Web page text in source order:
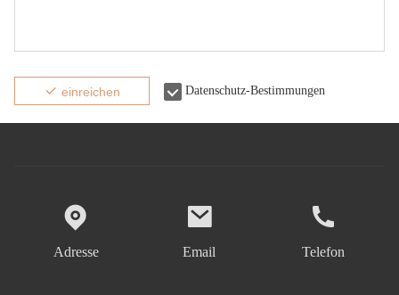
einreichen Datenschutz-Bestimmungen
Adresse Email Telefon